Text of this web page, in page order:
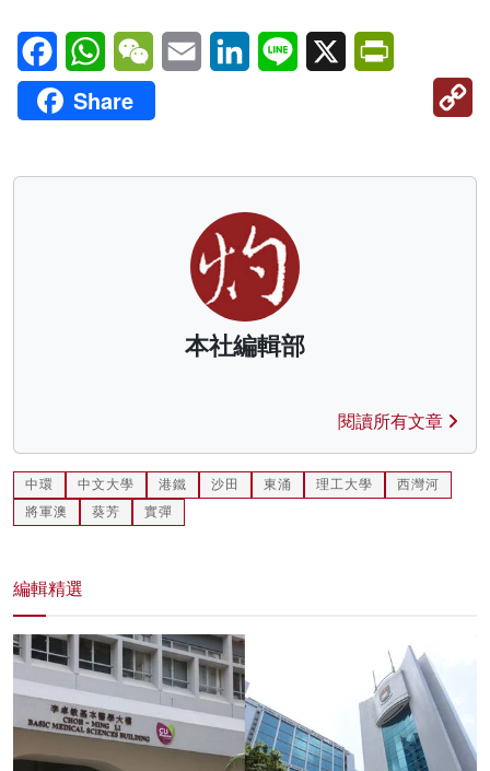
FacebookWhatsAppWeChatEmail LinkedInLine X
Share
本社編輯部
閱讀所有文章
中環 中文大學 港鐵 沙田 東涌 理工大學
西灣河
將軍澳
葵芳 實彈
編輯精選